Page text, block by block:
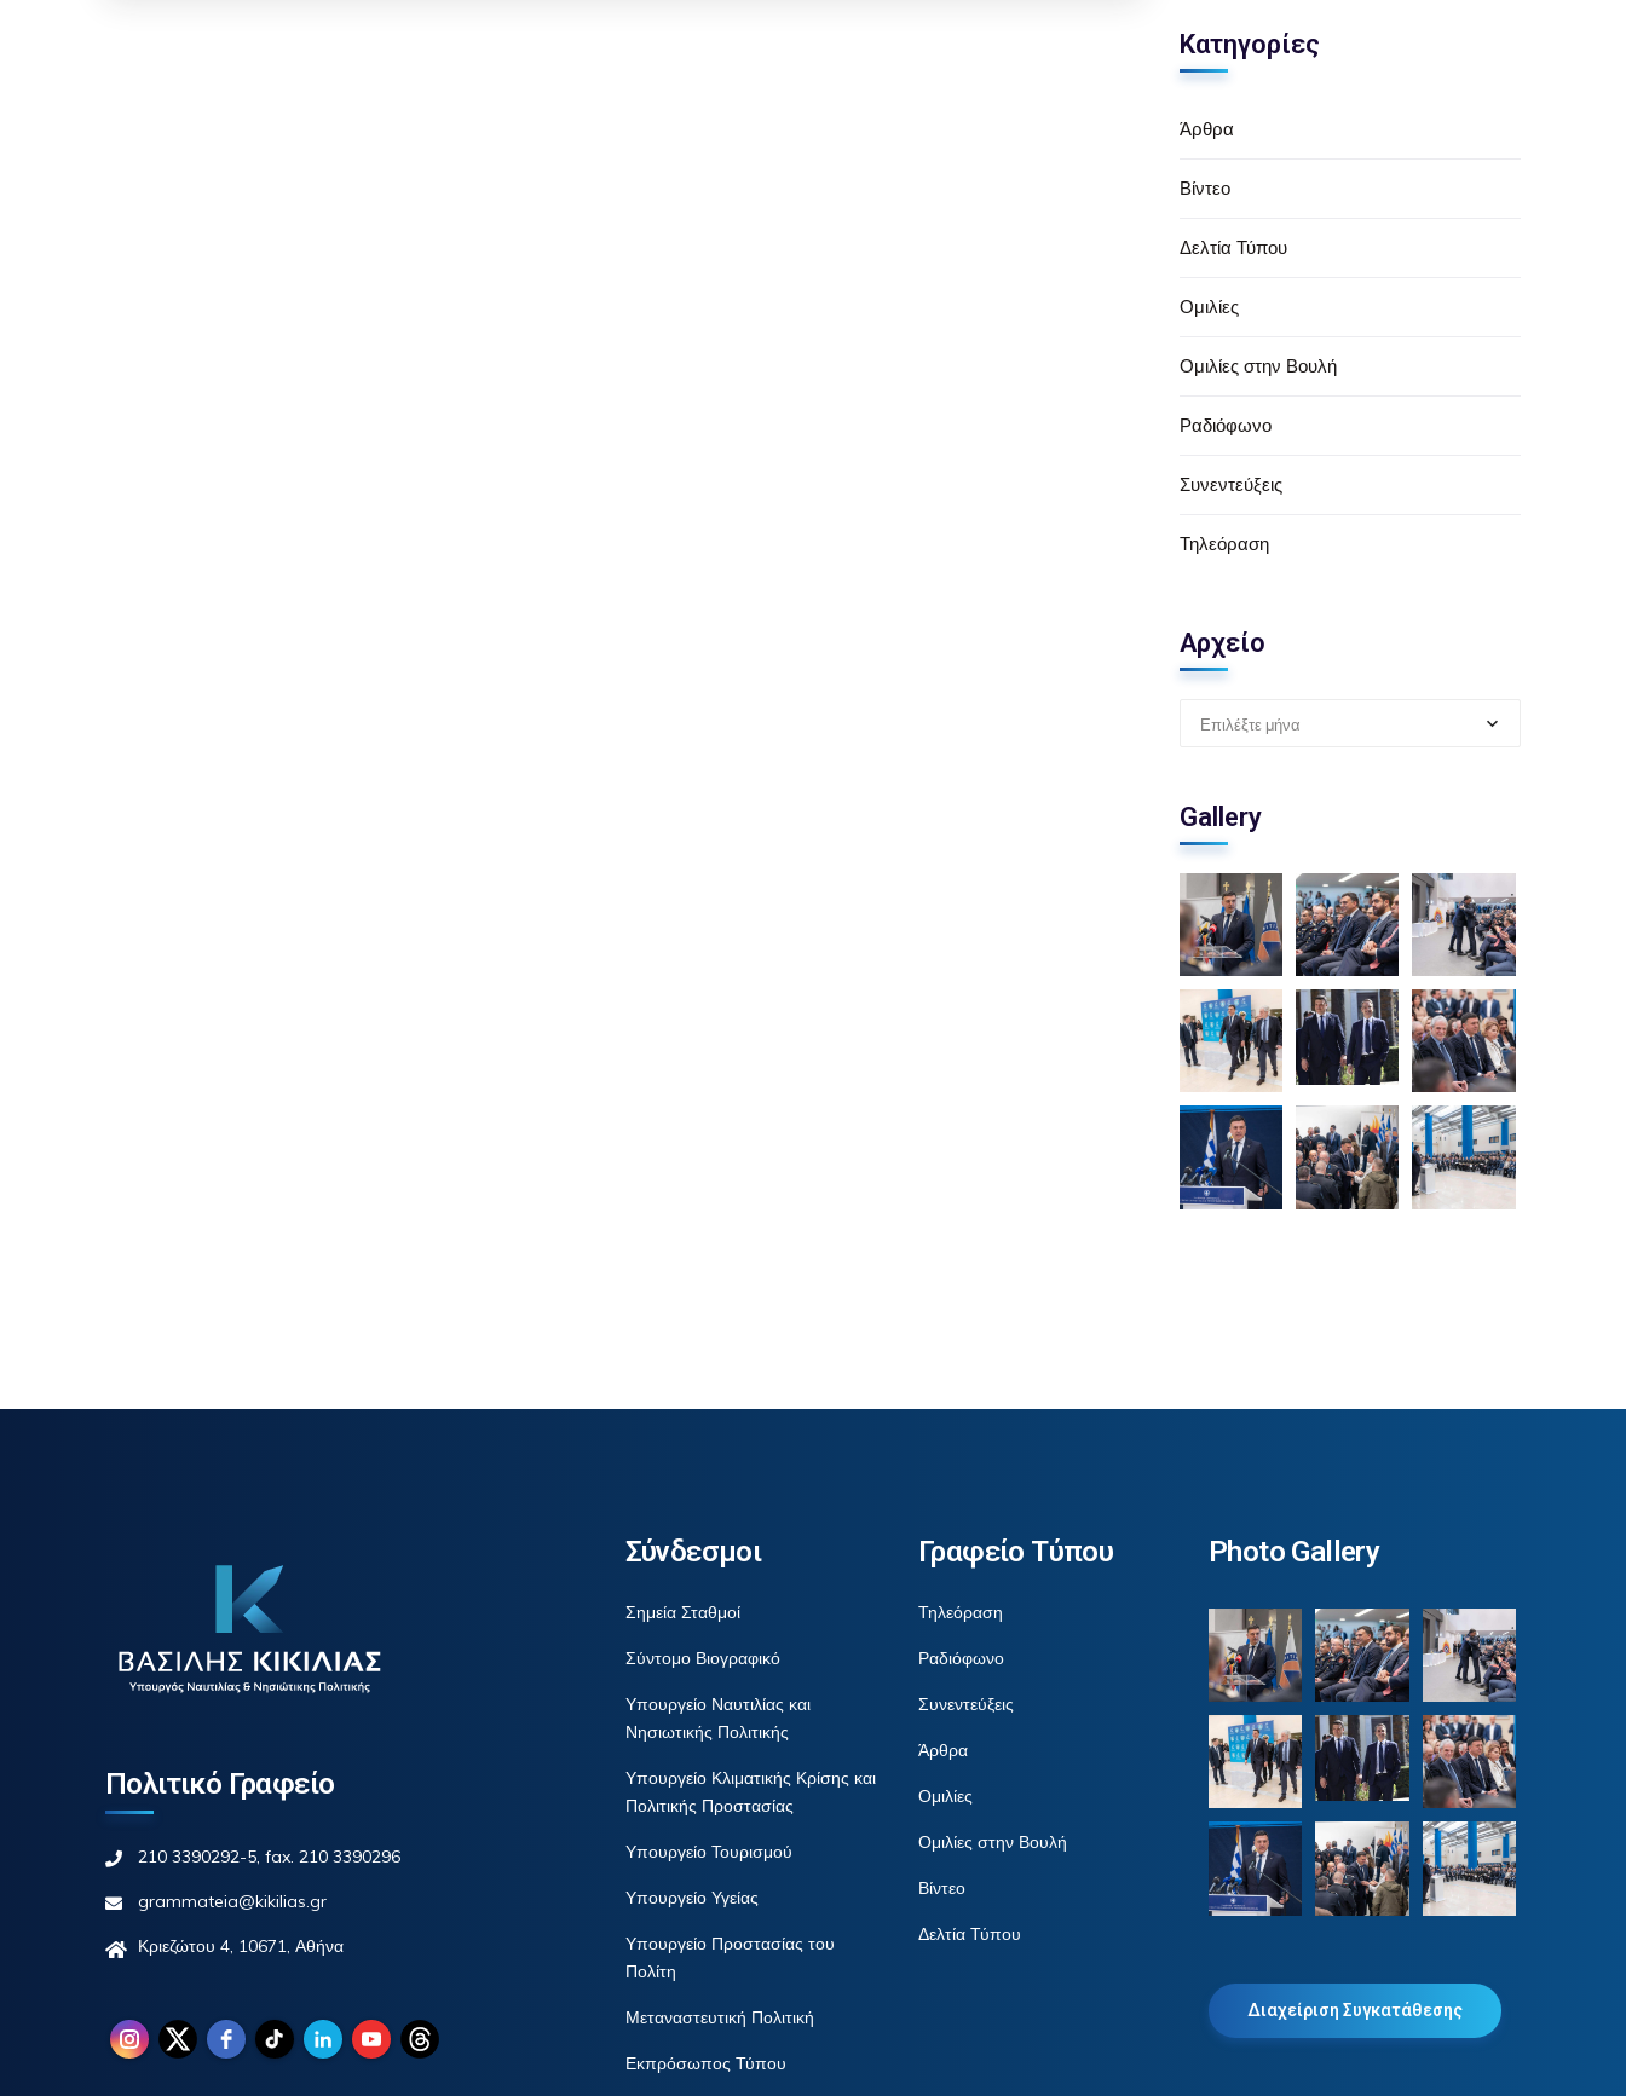
Κατηγορίες
Άρθρα
Βίντεο
Δελτία Τύπου
Ομιλίες
Ομιλίες στην Βουλή
Ραδιόφωνο
Συνεντεύξεις
Τηλεόραση
Αρχείο
Επιλέξτε μήνα
Gallery
Πολιτικό Γραφείο
210 3390292-5, fax. 210 3390296
grammateia@kikilias.gr
Κριεζώτου 4, 10671, Αθήνα
Σύνδεσμοι
Σημεία Σταθμοί
Σύντομο Βιογραφικό
Υπουργείο Ναυτιλίας και
Νησιωτικής Πολιτικής
Υπουργείο Κλιματικής Κρίσης και
Πολιτικής Προστασίας
Υπουργείο Τουρισμού
Υπουργείο Υγείας
Υπουργείο Προστασίας του
Πολίτη
Μεταναστευτική Πολιτική
Εκπρόσωπος Τύπου
Γραφείο Τύπου
Τηλεόραση
Ραδιόφωνο
Συνεντεύξεις
Άρθρα
Ομιλίες
Ομιλίες στην Βουλή
Βίντεο
Δελτία Τύπου
Photo Gallery
Διαχείριση Συγκατάθεσης